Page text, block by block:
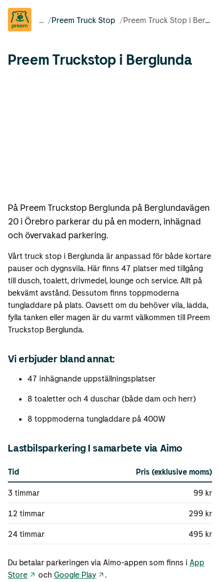
/Preem Truck Stop /
Preem Truckstop i Berglunda
På Preem Truckstop Berglunda på Berglundavägen
20 i Örebro parkerar du på en modern, inhägnad
och övervakad parkering.
Vårt truck stop i Berglunda är anpassad för både kortare
pauser och dygnsvila. Här finns 47 platser med tillgång
till dusch, toalett, drivmedel, lounge och service. Allt på
bekvämt avstånd. Dessutom finns toppmoderna
tungladdare på plats. Oavsett om du behöver vila, ladda,
fylla tanken eller magen är du varmt välkommen till Preem
Truckstop Berglunda.
Vi erbjuder bland annat:
47 inhägnande uppställningsplatser
8 toaletter och 4 duschar (både dam och herr)
8 toppmoderna tungladdare på 400W
Lastbilsparkering I samarbete via Aimo
Tid Pris (exklusive moms)
3 timmar 99 kr
12 timmar 299 kr
24 timmar 495 kr
Du betalar parkeringen via Aimo-appen som finns i App
Store
och Google Play .